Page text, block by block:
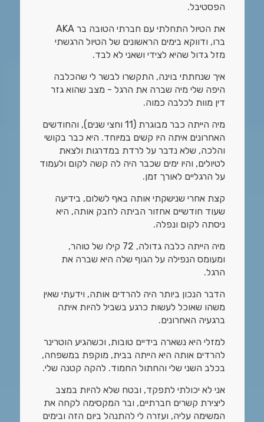
הפסטיבל.
את הטיול התחלתי עם חברתי הטובה בר AKA
ברו, ודווקא בימים הראשונים של הטיול הרגשתי
מזל גדול שהיא לצידי ושאני לא לבד.
איך שנחתתי בוינה, התקשרו לבשר לי שהכלבה
היפה שלי מיה שברה את הרגל - מצב שהוא גזר
דין מוות לכלבה כמוה.
מיה הייתה כבר מבוגרת (11 וחצי שנים), והחודשים
האחרונים איתה היו קשים במיוחד. היא כבר בקושי
והלכה, שלא נדבר על לרדת במדרגות ולצאת
לטיולים, והיו ימים שכבר היה לה קשה לקום ולעמוד
על הרגליים לאורך זמן.
קצת אחרי שנישקתי אותה באף לשלום, בידיעה
שעוד חודשיים אחזור הביתה לחבק אותה, היא
ניסתה לקום ונפלה.
מיה הייתה כלבה גדולה, 72 קילו של טוהר,
ומעומס הנפילה על הגוף שלה היא שברה את
הרגל.
הדבר הנכון ביותר היה להרדים אותה, וידעתי שאין
משהו שאוכל לעשות כרגע בשביל להיות איתה
ברגעיה האחרונים.
למזלי היא נשארה בידיים טובות, וכשהגיע הוטרינר
להרדים אותה היא הייתה בבית, מוקפת במשפחה,
בכלב השני שלי והחתול החמוד. להקה קטנה שלי.
אני לא יכולתי לתפקד, ובטח שלא להיות במצב
ליצירת קשרים חברתיים, ובר המקסימה לקחה את
המשימה עליה, ועזרה לי להתנהל ביום הזה ובימים